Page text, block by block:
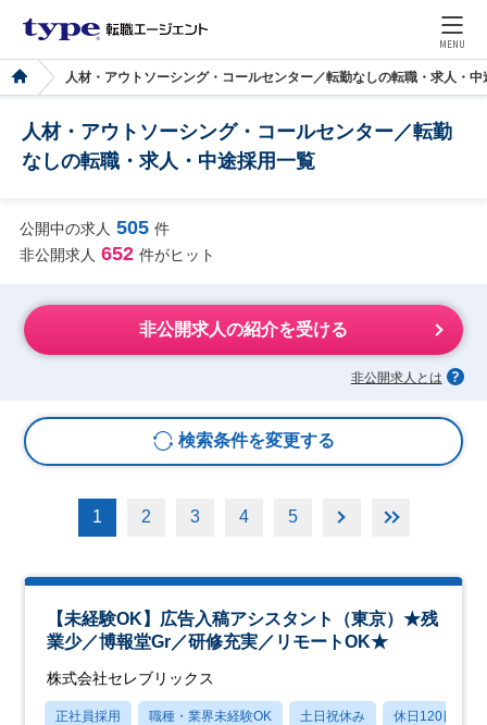
MENU
人材・アウトソーシング・コールセンター／転勤なしの転職・求人・中
人材・アウトソーシング・コールセンター／転勤
なしの転職・求人・中途採用一覧
公開中の求人 505 件
非公開求人 652 件がヒット
非公開求人の紹介を受ける
非公開求人とは
検索条件を変更する
1 2 3 4 5
【未経験OK】広告入稿アシスタント（東京）★残
業少／博報堂Gr／研修充実／リモートOK★
株式会社セレブリックス
正社員採用 職種・業界未経験OK 土日祝休み 休日120日以上